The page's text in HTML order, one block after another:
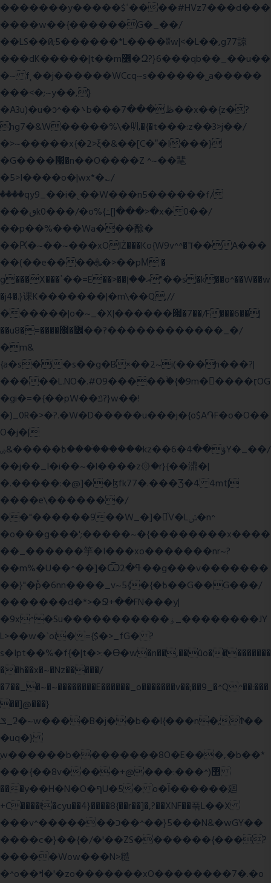
�������y�����$ߵ����#HVz7���d���
����w��{������G�_��/
��LS��ӣ;5������*L����ʬw|<�L��,g77諒
���dK�����|t��m߼�Զ?}6���qb��_��u��
�~ f˛��j������WCcq~s������˽a�����
���<�;~y��,}
�A3u)�u�ͻ^��܌b���ڟ���7��x��{z�?
hg7�&W�����%\�䶷�{�t���:z��3>j��/
�>~�����x{�2>ξ�&��[C�ˮ�I���}
�G����՗�n��O����Z ^~��靟
�5>I����o�|wx*�؎/
����qy9_��i�˻��W���n5������f/
���ٯk0���/�o%{߸[|���>�x�0��/
��p��%���Wa���酴�
��Ԗ�~��~���xOIŻ���Ko{W9v^^�ד��A���
��(��e����ܞ�>��pΜ �
g���X���ߴ��=E��>��އ��ן"��s�k��o^��W��w
�j4�.}课K�������|�m\��Q,//
������|o�~_�X|������՗�7��/F���6��|
��u8�=����߼�޾��?������������_�/
�m&
{a�s�i�s��g�B×��2~i(���h���?|
�����L.NO�.#O9�����ۙ�{�9m��ً���ӷOG
�gi�=�{��pW��ݿ?}w��!
�)_0R�>�?.�W�D�����u���j�{o$A֏F�o�O��
O�j�|
߿�����&ۻ����ۛ�����kz��ۋ��4�6Y�_��/
��j��_I�i��~�l����z۞�r}{��濎�|
�.�����:�@]��ɮfk77�.���Ʒ�4 4mt|
����e\�������/
��"������9��W_�]�ͮV�Lݽ�n^
�o���g���';�����~�{��������x����
��_������竽�I���xo�������nr~?
��m%�U��^��]�Ѿߟ�2��g���v�������
��}"�ٗp�6nn����_v~5{�{�߿��G��G���/
�������d�*>�Ջ+��FN���y|
�9x^�Su�����������ۏ_��������JY
L>��w�ˋoi�={$�>_fG� ?
s�Ipt��%�f{�|t�>:�ϴ�w�n��,��ûo���������
��h��x�~�Nz�����/
�7��_�~�~��������E������_o�������v��;��9_�^Q^��:���
��]@���}
ݏ_ʡ�~w����B�j��b��l{���n�;Ϯ��
�uq�}
ֲw������b��������8O�E���,�b��*
���{��8v����+@���:���^)޾
���y��H�N�O�ףU�5� o�Ȉ������廻
+C����ŧ�cyu��4}����8{��r��]�,?��XNF��푺L��X
���v^�������כ��^��}5���N&�wGY��
����c�}��{�/�'��ZS�������{���?
�����Wow���N>糙
�^o��ߞ�'�zo�������xO��������7�.�o